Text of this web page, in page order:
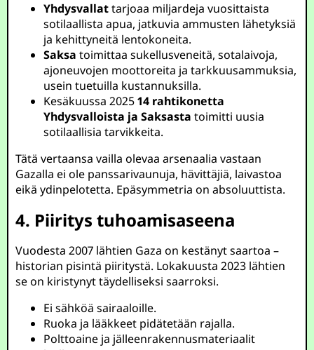
Yhdysvallattarjoaa miljardeja vuosittaista
sotilaallista apua, jatkuvia ammusten lähetyksiä
ja kehittyneitä lentokoneita.
Saksa toimittaa sukellusveneitä, sotalaivoja,
ajoneuvojen moottoreita ja tarkkuusammuksia,
usein tuetuilla kustannuksilla.
Kesäkuussa 202514 rahtikonetta
Yhdysvalloista ja Saksasta toimitti uusia
sotilaallisia tarvikkeita.
Tätä vertaansa vailla olevaa arsenaalia vastaan
Gazalla ei ole panssarivaunuja, hävittäjiä, laivastoa
eikä ydinpelotetta. Epäsymmetria on absoluuttista.
4. Piiritys tuhoamisaseena
Vuodesta 2007 lähtien Gaza on kestänyt saartoa –
historian pisintä piiritystä. Lokakuusta 2023 lähtien
se on kiristynyt täydelliseksi saarroksi.
Ei sähköä sairaaloille.
Ruoka ja lääkkeet pidätetään rajalla.
Polttoaine ja jälleenrakennusmateriaalit